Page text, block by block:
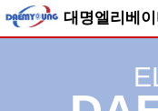
대명엘리베